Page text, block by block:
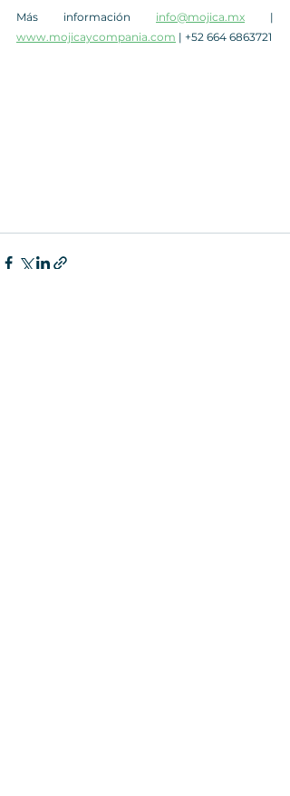
Más información info@mojica.mx
www.mojicaycompania.com | +52 664 6863721